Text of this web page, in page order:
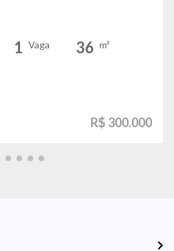
1 Vaga 36 m²
R$ 300.000